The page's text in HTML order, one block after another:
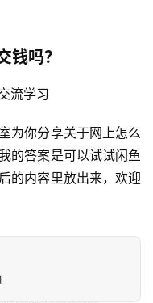
钱吗？
流学习
为你分享关于网上怎么
的答案是可以试试闲鱼
的内容里放出来，欢迎